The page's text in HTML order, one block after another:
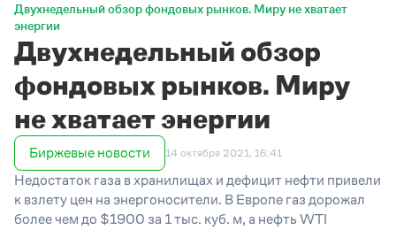
Двухнедельный обзор фондовых рынков. Миру не хватает
энергии
Двухнедельный обзор
фондовых рынков. Миру
не хватает энергии
Биржевые новости 14 октября 2021, 16:41
Недостаток газа в хранилищах и дефицит нефти привели
к взлету цен на энергоносители. В Европе газ дорожал
более чем до $1900 за 1 тыс. куб. м, а нефть WTI